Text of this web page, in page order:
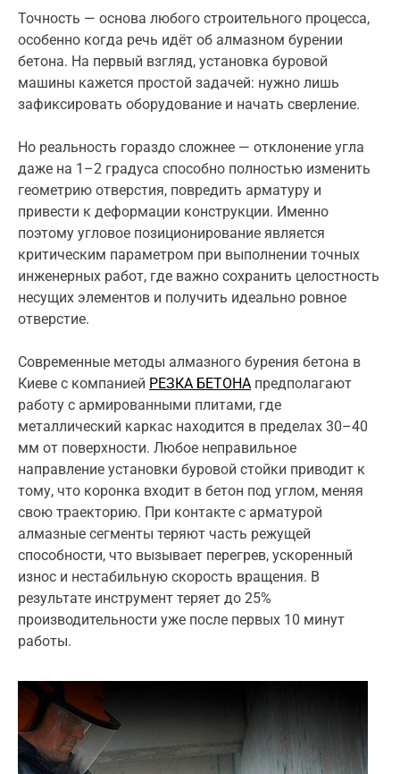
Точность — основа любого строительного процесса,
особенно когда речь идёт об алмазном бурении
бетона. На первый взгляд, установка буровой
машины кажется простой задачей: нужно лишь
зафиксировать оборудование и начать сверление.
Но реальность гораздо сложнее — отклонение угла
даже на 1–2 градуса способно полностью изменить
геометрию отверстия, повредить арматуру и
привести к деформации конструкции. Именно
поэтому угловое позиционирование является
критическим параметром при выполнении точных
инженерных работ, где важно сохранить целостность
несущих элементов и получить идеально ровное
отверстие.
Современные методы алмазного бурения бетона в
Киеве с компанией РЕЗКА БЕТОНА предполагают
работу с армированными плитами, где
металлический каркас находится в пределах 30–40
мм от поверхности. Любое неправильное
направление установки буровой стойки приводит к
тому, что коронка входит в бетон под углом, меняя
свою траекторию. При контакте с арматурой
алмазные сегменты теряют часть режущей
способности, что вызывает перегрев, ускоренный
износ и нестабильную скорость вращения. В
результате инструмент теряет до 25%
производительности уже после первых 10 минут
работы.